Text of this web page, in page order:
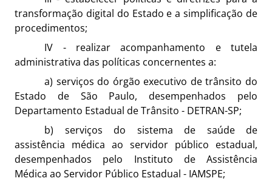
transformação digital do Estado e a simplificação de
procedimentos;
IV - realizar acompanhamento e tutela
administrativa das políticas concernentes a:
a) serviços do órgão executivo de trânsito do
Estado de São Paulo, desempenhados pelo
Departamento Estadual de Trânsito - DETRAN-SP;
b) serviços do sistema de saúde de
assistência médica ao servidor público estadual,
desempenhados pelo Instituto de Assistência
Médica ao Servidor Público Estadual - IAMSPE;